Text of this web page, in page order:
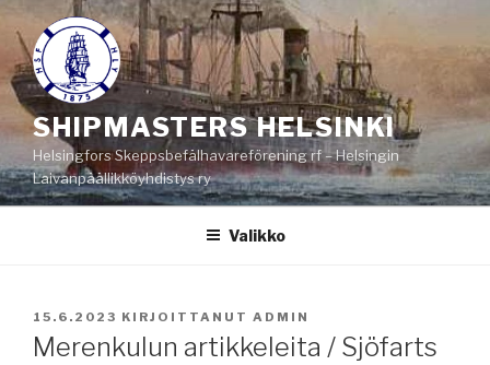
Siirry
sisältöön
SHIPMASTERS HELSINKI
Helsingfors Skeppsbefälhavareförening rf – Helsingin
Laivanpäällikköyhdistys ry
Valikko
JULKAISTU
15.6.2023 KIRJOITTANUT ADMIN
Merenkulun artikkeleita / Sjöfarts